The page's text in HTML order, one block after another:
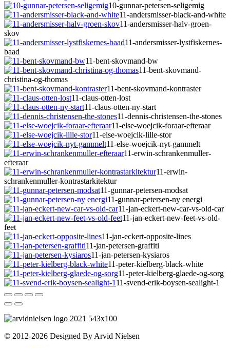
10-gunnar-petersen-seligemig
11-andersmisser-black-and-white
11-andersmisser-halv-groen-
skov
11-andersmisser-lystfiskernes-
baad
11-bent-skovmand-bw
11-bent-skovmand-
christina-og-thomas
11-bent-skovmand-kontraster
11-claus-otten-lost
11-claus-otten-ny-start
11-dennis-christensen-the-stones
11-else-woejcik-foraar-efteraar
11-else-woejcik-lille-stor
11-else-woejcik-nyt-gammelt
11-erwin-schrankenmuller-
efteraar
11-erwin-
schrankenmuller-kontrastarkitektur
11-gunnar-petersen-modsat
11-gunnar-petersen-ny energi
11-jan-eckert-new-car-vs-old-car
11-jan-eckert-new-feet-vs-old-
feet
11-jan-eckert-opposite-lines
11-jan-petersen-graffiti
11-jan-petersen-kysiaros
11-peter-kielberg-black-white
11-peter-kielberg-glaede-og-sorg
11-svend-erik-boysen-sealight-1
© 2012-2026 Designed By Arvid Nielsen